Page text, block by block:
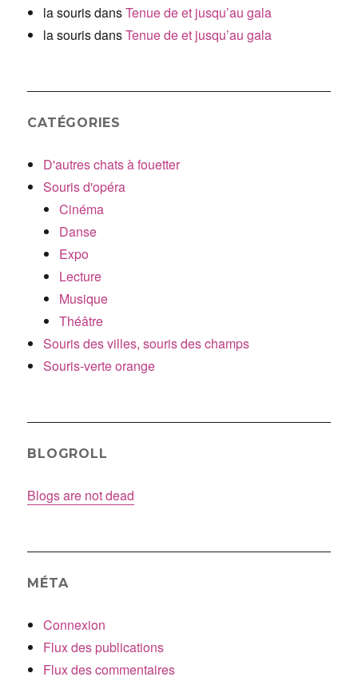
la sourisdansTenue de et jusqu’au gala
la sourisdansTenue de et jusqu’au gala
CATÉGORIES
D'autres chats à fouetter
Souris d'opéra
Cinéma
Danse
Expo
Lecture
Musique
Théâtre
Souris des villes, souris des champs
Souris-verte orange
BLOGROLL
Blogs are not dead
MÉTA
Connexion
Flux des publications
Flux des commentaires